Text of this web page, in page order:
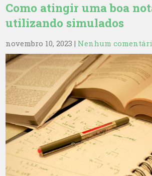
Como atingir uma boa
utilizando simulados
novembro 10, 2023 | Nenhum